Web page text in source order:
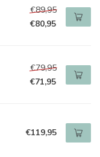
€89,95
€80,95
€79,95
€71,95
€119,95